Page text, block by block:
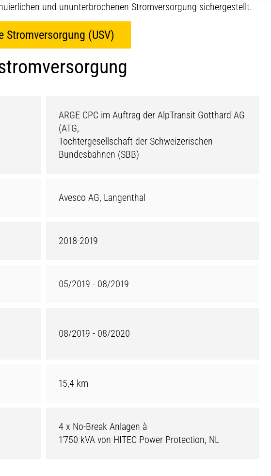
und ununterbrochenen Stromversorgung sichergestellt.
(USV)
ARGE CPC im Auftrag der AlpTransit Gotthard AG
(ATG,
Tochtergesellschaft der Schweizerischen
Bundesbahnen (SBB)
Avesco AG, Langenthal
2018-2019
05/2019 - 08/2019
08/2019 - 08/2020
15,4 km
4 x No-Break Anlagen à
1’750 kVA von HITEC Power Protection, NL